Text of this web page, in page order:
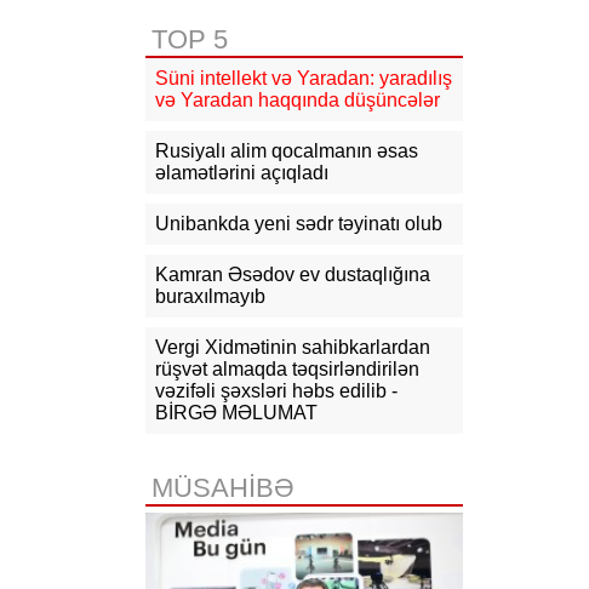
yolu ilə həllinə dəstəyini təsdiqləyib
08:57 Azərbaycan-ABŞ strateji
tərəfdaşlığının əsasını qoyan
memorandumun imzalanmasının bir
07-08-2026
19:03 Bəzi yerlərə yağış yağacaq,
18:15 Qazaxıstan Azərbaycan
genişləndirməyi planlaşdırır
18:03 Komitə: İlin əvvəlindən bu
yana erkən evliliklə bağlı 14
17:55 "Fitch": ABB bu ilin IV rübünə
qədər Özbəkistanın "Davr Bank"ını
alacaq
TOP 5
Süni intellekt və Yaradan: yaradılış
və Yaradan haqqında düşüncələr
Rusiyalı alim qocalmanın əsas
əlamətlərini açıqladı
Unibankda yeni sədr təyinatı olub
Kamran Əsədov ev dustaqlığına
buraxılmayıb
Vergi Xidmətinin sahibkarlardan
rüşvət almaqda təqsirləndirilən
vəzifəli şəxsləri həbs edilib -
BİRGƏ MƏLUMAT
MÜSAHİBƏ